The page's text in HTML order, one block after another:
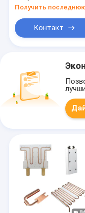
с возможностью
Контакт